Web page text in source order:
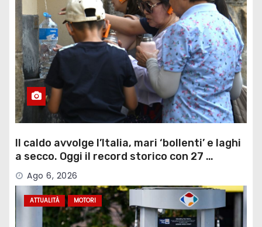
Il caldo avvolge l’Italia, mari ‘bollenti’ e laghi
a secco. Oggi il record storico con 27 …
Ago 6, 2026
ATTUALITÀ MOTORI